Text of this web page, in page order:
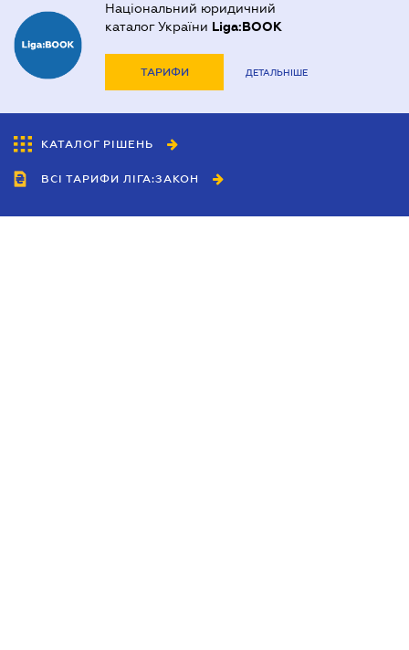
Національний юридичний
каталог України Liga:BOOK
ТАРИФИ ДЕТАЛЬНІШЕ
КАТАЛОГ РІШЕНЬ
ВСІ ТАРИФИ ЛІГА:ЗАКОН